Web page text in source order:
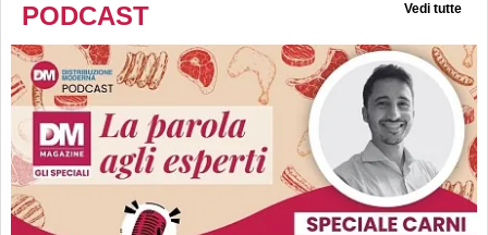
PODCAST Vedi tutte